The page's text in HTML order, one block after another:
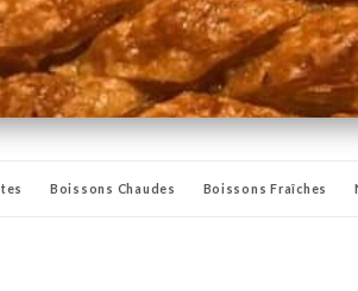
Boissons Chaudes Boissons Fraîches